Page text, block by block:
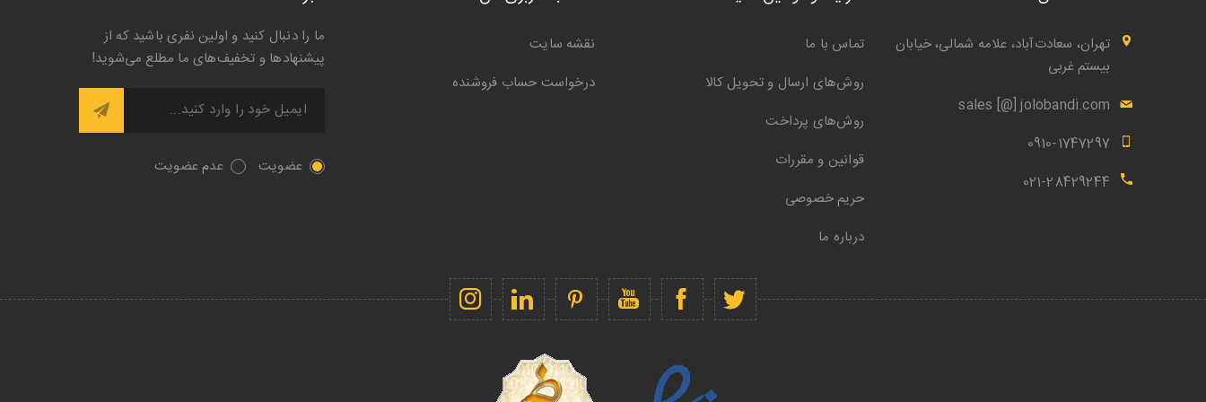
تهران، سعادت‌آباد، علامه شمالی، خیابان
بیستم غربی
sales [@] jolobandi.com
0910-1747297
021-28429244
تماس با ما
روش‌های ارسال و تحویل کالا
روش‌های پرداخت
قوانین و مقررات
حریم خصوصی
درباره ما
نقشه سایت
درخواست حساب فروشنده
ما را دنبال کنید و اولین نفری باشید که از
پیشنها‌د‌ها و تخفیف‌های ما مطلع می‌شوید!
عضویت عدم عضویت